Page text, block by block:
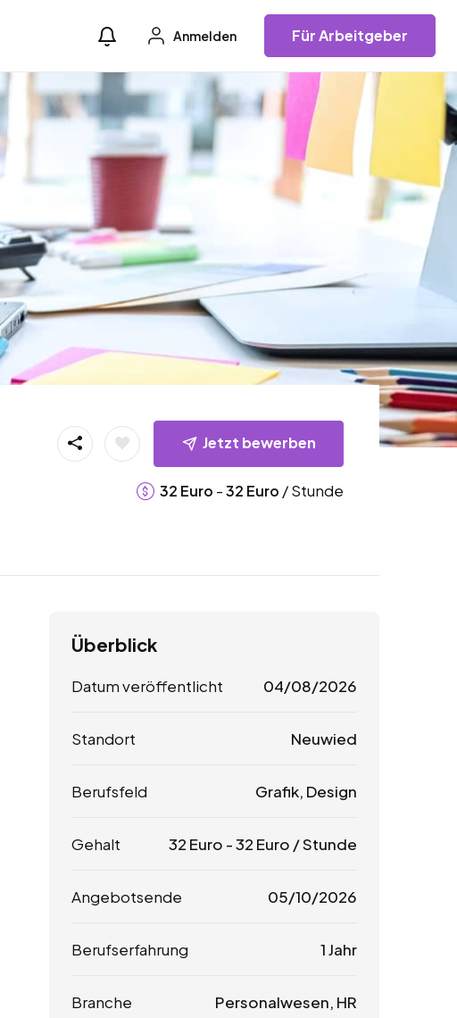
Anmelden Für Arbeitgeber
Jetzt bewerben
32 Euro -32 Euro / Stunde
Überblick
Datum veröffentlicht 04/08/2026
Standort Neuwied
Berufsfeld Grafik, Design
Gehalt 32 Euro -32 Euro / Stunde
Angebotsende 05/10/2026
Berufserfahrung 1 Jahr
Branche Personalwesen, HR